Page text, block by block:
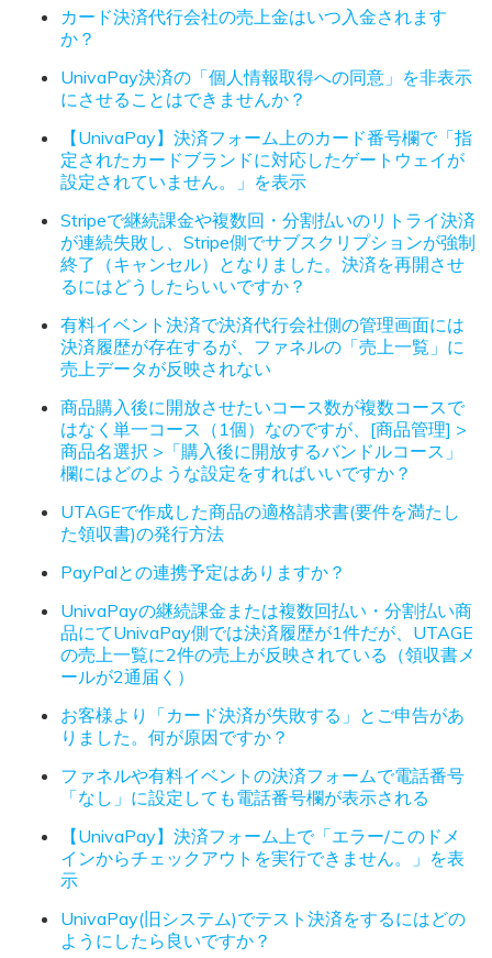
カード決済代行会社の売上金はいつ入金されます
か？
UnivaPay決済の「個人情報取得への同意」を非表示
にさせることはできませんか？
【UnivaPay】決済フォーム上のカード番号欄で「指
定されたカードブランドに対応したゲートウェイが
設定されていません。」を表示
Stripeで継続課金や複数回・分割払いのリトライ決済
が連続失敗し、Stripe側でサブスクリプションが強制
終了（キャンセル）となりました。決済を再開させ
るにはどうしたらいいですか？
有料イベント決済で決済代行会社側の管理画面には
決済履歴が存在するが、ファネルの「売上一覧」に
売上データが反映されない
商品購入後に開放させたいコース数が複数コースで
はなく単一コース（1個）なのですが、[商品管理] >
商品名選択 >「購入後に開放するバンドルコース」
欄にはどのような設定をすればいいですか？
UTAGEで作成した商品の適格請求書(要件を満たし
た領収書)の発行方法
PayPalとの連携予定はありますか？
UnivaPayの継続課金または複数回払い・分割払い商
品にてUnivaPay側では決済履歴が1件だが、UTAGE
の売上一覧に2件の売上が反映されている（領収書メ
ールが2通届く）
お客様より「カード決済が失敗する」とご申告があ
りました。何が原因ですか？
ファネルや有料イベントの決済フォームで電話番号
「なし」に設定しても電話番号欄が表示される
【UnivaPay】決済フォーム上で「エラー/このドメ
インからチェックアウトを実行できません。」を表
示
UnivaPay(旧システム)でテスト決済をするにはどの
ようにしたら良いですか？